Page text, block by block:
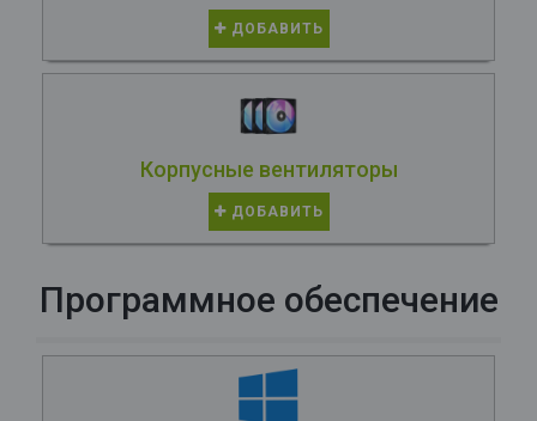
ДОБАВИТЬ
Корпусные вентиляторы
ДОБАВИТЬ
Программное обеспечение